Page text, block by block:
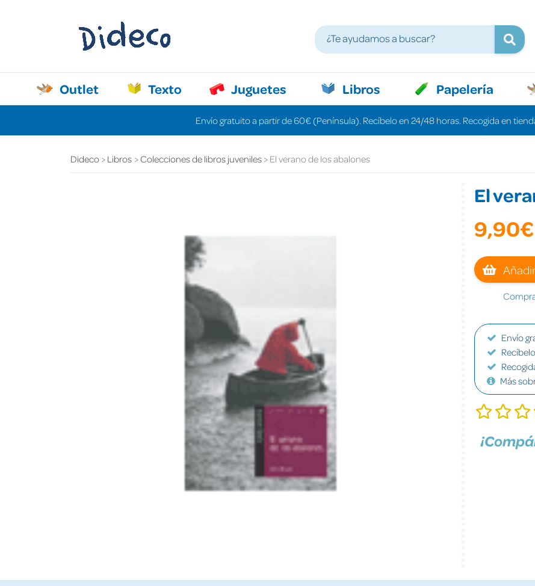
Outlet Texto Juguetes Libros Papelería
Envío gratuito a partir de 60€ (Península). Recíbelo en 24/48 horas. Recogida en
Dideco Libros Colecciones de libros juveniles El verano de los abalones
El
9,90€
Envío
Más